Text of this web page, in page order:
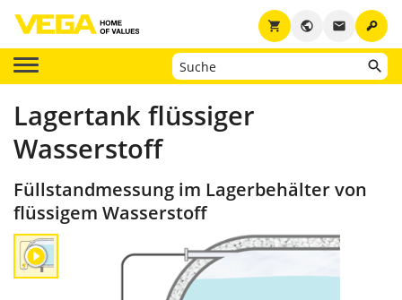
key
email
public
shopping_cart
Lagertank flüssiger
Wasserstoff
Füllstandmessung im Lagerbehälter von
flüssigem Wasserstoff